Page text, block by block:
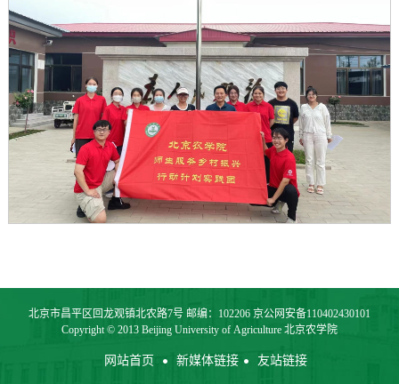
北京市昌平区回龙观镇北农路7号 邮编：102206 京公网安备110402430101
Copyright © 2013 Beijing University of Agriculture 北京农学院
网站首页 新媒体链接 友站链接